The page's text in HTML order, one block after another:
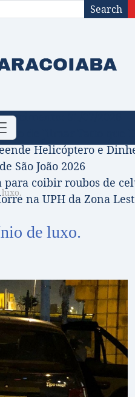
Search
31/07/2026
de Jilmar Tatto
Helicóptero e
São João 2026
coibir roubos de
na UPH da Zona
luxo.
de luxo.